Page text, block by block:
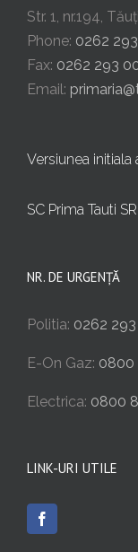
Str. 1, nr.194,
Phone: 0262
Fax: 0262 293
Email:
Versiunea initiala
SC Prima Tauti SRL
NR. DE URGENȚĂ
Politia: 0262 293
E-On Gaz: 0800
Electrica: 0800
LINK-URI UTILE